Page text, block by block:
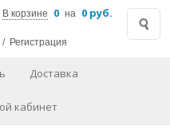
В корзине 0 на 0 руб.
/ Регистрация
Доставка
кабинет